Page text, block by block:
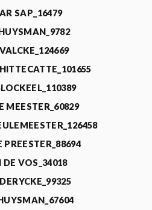
SAP_16479
MEESTER_60829
PREESTER_88694
DE VOS_34018